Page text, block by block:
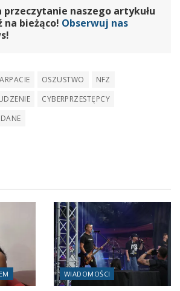
przeczytanie naszego artykułu
na bieżąco! Obserwuj nas
OSZUSTWO
NFZ
CYBERPRZESTĘPCY
DANE
WIADOMOŚCI